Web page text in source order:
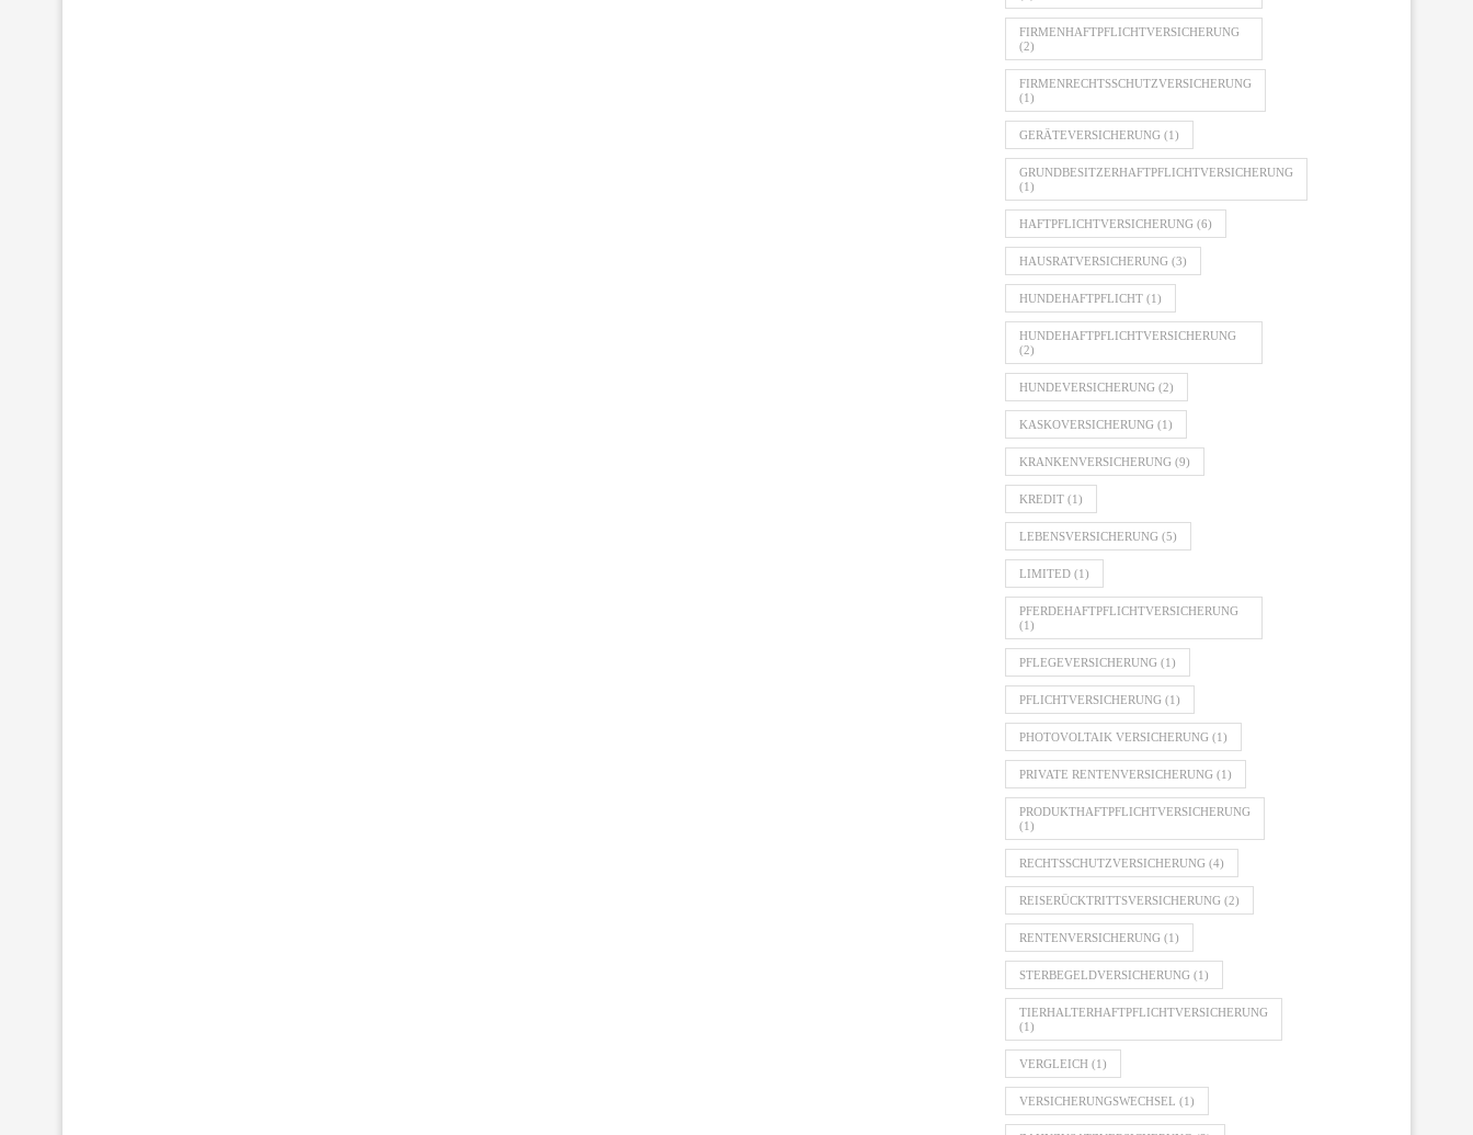
FIRMENHAFTPFLICHTVERSICHERUNG
(2)
FIRMENRECHTSSCHUTZVERSICHERUNG
(1)
GERÄTEVERSICHERUNG(1)
GRUNDBESITZERHAFTPFLICHTVERSICHERUNG
(1)
HAFTPFLICHTVERSICHERUNG(6)
HAUSRATVERSICHERUNG(3)
HUNDEHAFTPFLICHT(1)
HUNDEHAFTPFLICHTVERSICHERUNG
(2)
HUNDEVERSICHERUNG(2)
KASKOVERSICHERUNG(1)
KRANKENVERSICHERUNG(9)
KREDIT(1)
LEBENSVERSICHERUNG(5)
LIMITED(1)
PFERDEHAFTPFLICHTVERSICHERUNG
(1)
PFLEGEVERSICHERUNG(1)
PFLICHTVERSICHERUNG(1)
PHOTOVOLTAIK VERSICHERUNG(1)
PRIVATE RENTENVERSICHERUNG(1)
PRODUKTHAFTPFLICHTVERSICHERUNG
(1)
RECHTSSCHUTZVERSICHERUNG(4)
REISERÜCKTRITTSVERSICHERUNG(2)
RENTENVERSICHERUNG(1)
STERBEGELDVERSICHERUNG(1)
TIERHALTERHAFTPFLICHTVERSICHERUNG
(1)
VERGLEICH(1)
VERSICHERUNGSWECHSEL (1)